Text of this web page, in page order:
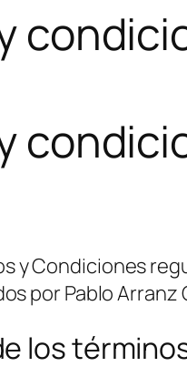
y Condiciones
por Pablo Arranz
los